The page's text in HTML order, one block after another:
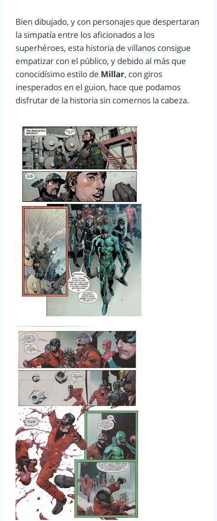
Bien dibujado, y con personajes que despertaran
la simpatía entre los aficionados a los
superhéroes, esta historia de villanos consigue
empatizar con el público, y debido al más que
conocidísimo estilo de Millar, con giros
inesperados en el guion, hace que podamos
disfrutar de la historia sin comernos la cabeza.